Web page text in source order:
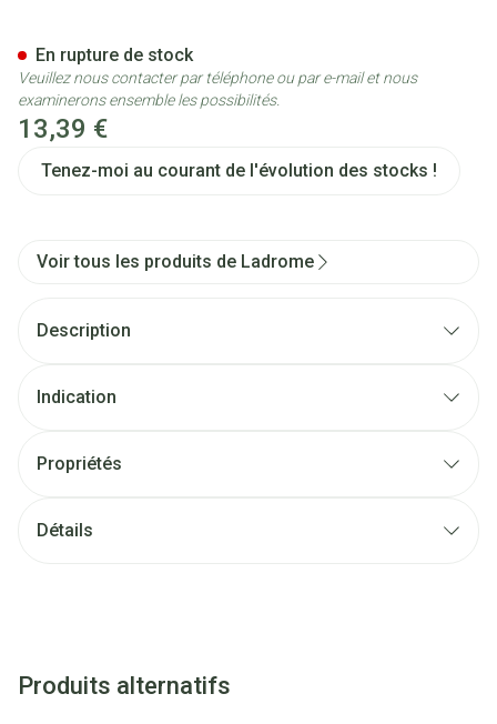
13,39 €
Tenez-moi au courant de l'évolution des stocks !
En rupture de stock
Veuillez nous contacter par téléphone ou par e-mail et nous
examinerons ensemble les possibilités.
Voir tous les produits de Ladrome
Description
Indication
Propriétés
Détails
Produits alternatifs